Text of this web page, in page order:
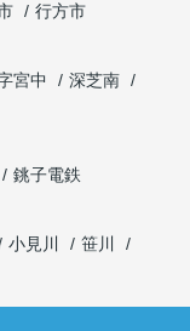
行方市
宮中
深芝南
銚子電鉄
小見川
笹川